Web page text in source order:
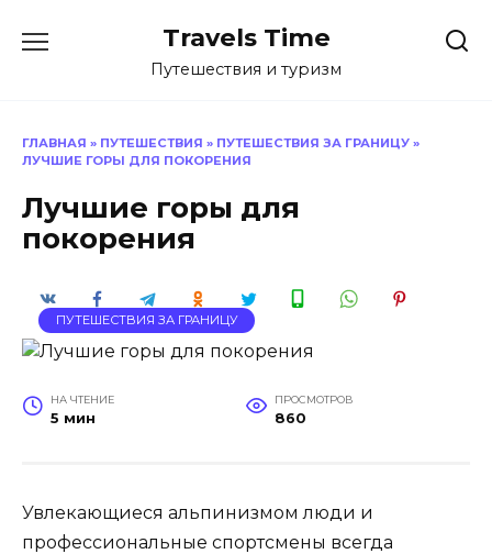
Travels Time
Путешествия и туризм
ГЛАВНАЯ » ПУТЕШЕСТВИЯ » ПУТЕШЕСТВИЯ ЗА ГРАНИЦУ »
ЛУЧШИЕ ГОРЫ ДЛЯ ПОКОРЕНИЯ
Лучшие горы для
покорения
ПУТЕШЕСТВИЯ ЗА ГРАНИЦУ
НА ЧТЕНИЕ
5 мин
ПРОСМОТРОВ
860
Увлекающиеся альпинизмом люди и
профессиональные спортсмены всегда